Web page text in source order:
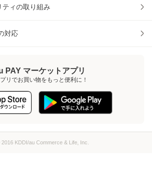
ティの取り組み
対応
PAY マーケットアプリ
リでお買い物をもっと便利に！
KDDI/au Commerce & Life, Inc.